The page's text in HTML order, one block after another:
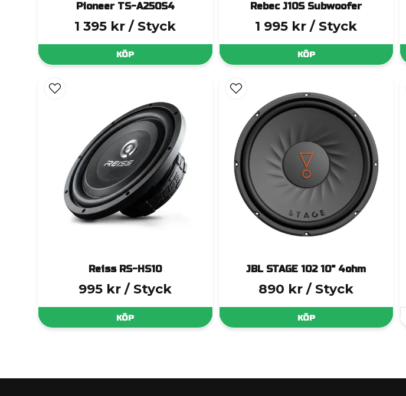
Pioneer TS-A250S4
1 395 kr / Styck
KÖP
Rebec J10S Subwoofer
1 995 kr / Styck
KÖP
Reiss RS-HS10
995 kr / Styck
KÖP
JBL STAGE 102 10" 4ohm
890 kr / Styck
KÖP